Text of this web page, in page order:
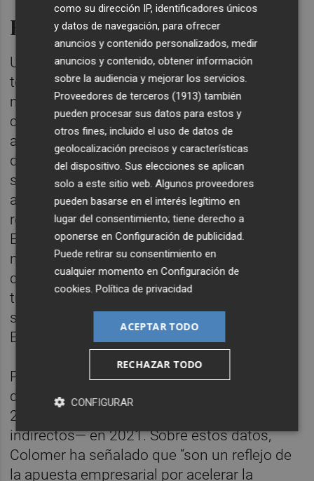
Estudio Impactur CV 2021
Una reactivación que se constata desde el
tercer trimestre de 2021, que eleva a 12.775
millones de euros el PIB Turístico en el
conjunto de 2021, un 70,4% de los niveles
alcanzados en 2019 y un 50,9% por encima
de los registros de 2020. Dicha reactivación,
según el estudio, "respondió a la positiva
activación de la demanda en cuánto se
relajaron las restricciones a la movilidad".
Esa presencia y robustez de la demanda
nacional en los destinos mediterráneos hizo
que la actividad económica vinculada al
turismo en la Comunitat Valenciana en 2021
se situara por encima de la media de
España.
Por otra parte, destaca el comportamiento
del empleo turístico, que alcanza los
235.412 puestos de trabajo —directos e
indirectos— en 2021. Sobre estos datos,
Colomer ha señalado que “son un reflejo de
la apuesta empresarial por acelerar la
como su dirección IP, identificadores únicos
y datos de navegación, para ofrecer
anuncios y contenido personalizados, medir
anuncios y contenido, obtener información
sobre la audiencia y mejorar los servicios.
Proveedores de terceros (1913) también
pueden procesar sus datos para estos y
otros fines, incluido el uso de datos de
geolocalización precisos y características
del dispositivo. Sus elecciones se aplican
solo a este sitio web. Algunos proveedores
pueden basarse en el interés legítimo en
lugar del consentimiento; tiene derecho a
oponerse enConfiguración de publicidad
Puede retirar su consentimiento en
cualquier momento enConfiguración de
cookies .Política de privacidad
ACEPTAR TODO
RECHAZAR TODO
CONFIGURAR